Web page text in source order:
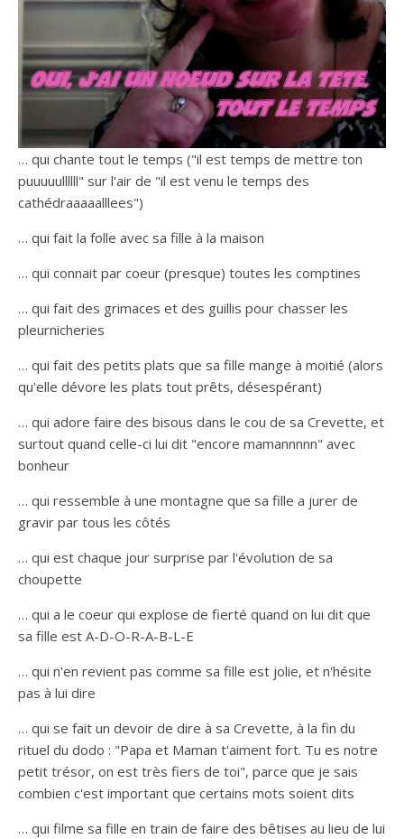
… qui chante tout le temps ("il est temps de mettre ton
puuuuullllll" sur l'air de "il est venu le temps des
cathédraaaaalllees")
… qui fait la folle avec sa fille à la maison
… qui connait par coeur (presque) toutes les comptines
… qui fait des grimaces et des guillis pour chasser les
pleurnicheries
… qui fait des petits plats que sa fille mange à moitié (alors
qu'elle dévore les plats tout prêts, désespérant)
… qui adore faire des bisous dans le cou de sa Crevette, et
surtout quand celle-ci lui dit "encore mamannnnn" avec
bonheur
… qui ressemble à une montagne que sa fille a jurer de
gravir par tous les côtés
… qui est chaque jour surprise par l'évolution de sa
choupette
… qui a le coeur qui explose de fierté quand on lui dit que
sa fille est A-D-O-R-A-B-L-E
… qui n'en revient pas comme sa fille est jolie, et n'hésite
pas à lui dire
… qui se fait un devoir de dire à sa Crevette, à la fin du
rituel du dodo : "Papa et Maman t'aiment fort. Tu es notre
petit trésor, on est très fiers de toi", parce que je sais
combien c'est important que certains mots soient dits
… qui filme sa fille en train de faire des bêtises au lieu de lui